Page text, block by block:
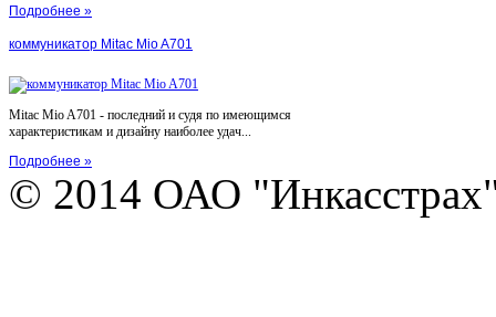
Подробнее »
коммуникатор Mitac Mio A701
Mitac Mio A701 - последний и судя по имеющимся
характеристикам и дизайну наиболее удач...
Подробнее »
© 2014 ОАО